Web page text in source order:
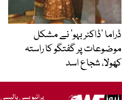
ڈراما ’ڈاکٹر بہو‘ نے مشکل
موضوعات پر گفتگو کا راستہ
کھولا، شجاع اسد
پرائیویسی پالیسی